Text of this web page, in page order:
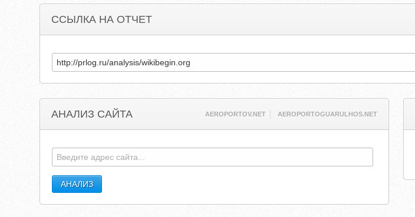
ССЫЛКА НА ОТЧЕТ
АНАЛИЗ САЙТА AEROPORTOV.NET AEROPORTOGUARULHOS.NET